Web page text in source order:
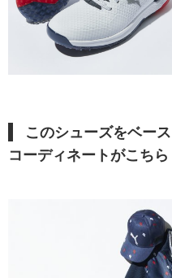
このシューズをベー
コーディネートがこちら